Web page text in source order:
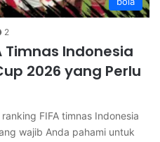
2
Timnas Indonesia
2026 yang Perlu
FIFA timnas Indonesia
wajib Anda pahami untuk